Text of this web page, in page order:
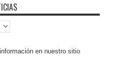
en nuestro sitio